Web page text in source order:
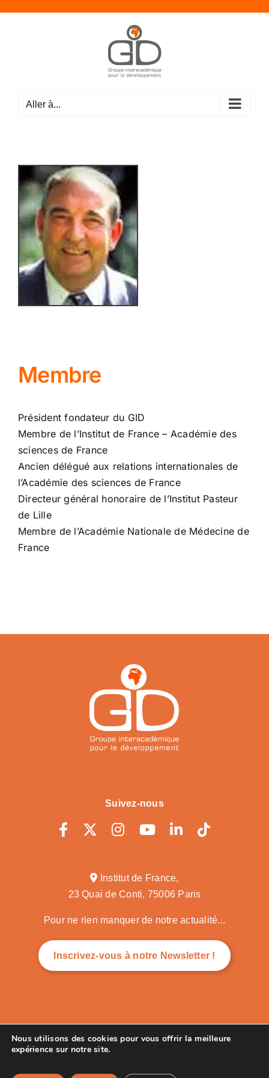
Aller à...
Membre
Président fondateur du GID
Membre de l’Institut de France – Académie des
sciences de France
Ancien délégué aux relations internationales de
l’Académie des sciences de France
Directeur général honoraire de l’Institut Pasteur
de Lille
Membre de l’Académie Nationale de Médecine de
France
Suivez-nous
Institut de France,
23 Quai de Conti, 75006 Paris
Pour ne rien manquer de notre actualité...
Inscrivez-vous à notre Newsletter !
"Mobiliser les savoirs au service du co-développement"
© 2025 |
Nous utilisons des cookies pour vous offrir la meilleure
expérience sur notre site.